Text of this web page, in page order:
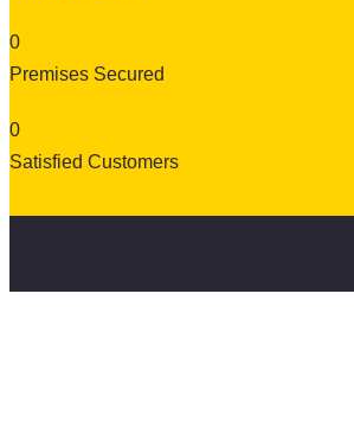
0
Premises Secured
0
Satisfied Customers